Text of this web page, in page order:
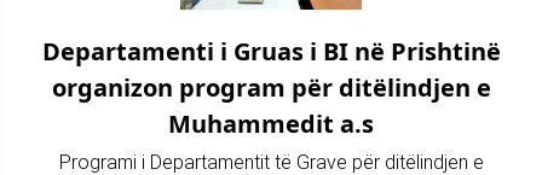
Departamenti i Gruas i BI në Prishtinë
organizon program për ditëlindjen e
Muhammedit a.s
Programi i Departamentit të Grave për ditëlindjen e